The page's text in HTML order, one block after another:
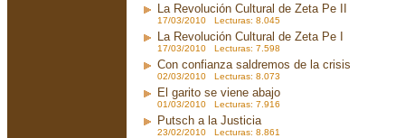
La Revolución Cultural de Zeta Pe II
17/03/2010 Lecturas: 8.045
La Revolución Cultural de Zeta Pe I
17/03/2010 Lecturas: 7.598
Con confianza saldremos de la crisis
02/03/2010 Lecturas: 8.073
El garito se viene abajo
01/03/2010 Lecturas: 7.916
Putsch a la Justicia
23/02/2010 Lecturas: 8.861